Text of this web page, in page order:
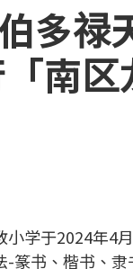
多禄
南
小学于2024年4
-篆书、楷书、